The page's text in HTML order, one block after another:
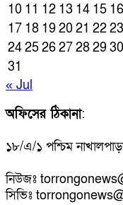
10 11 12 13 14 15 16
17 18 192021 2223
24252627282930
31
« Jul
অফিসের ঠিকানা:
১৮/এ/১ পশ্চিম
নিউজঃ
সিভিঃ